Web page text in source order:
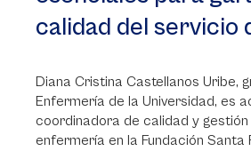
calidad del servicio
Diana Cristina Castellanos Uribe,
Enfermería de la Universidad, es
coordinadora de calidad y
enfermería en la Fundación Santa